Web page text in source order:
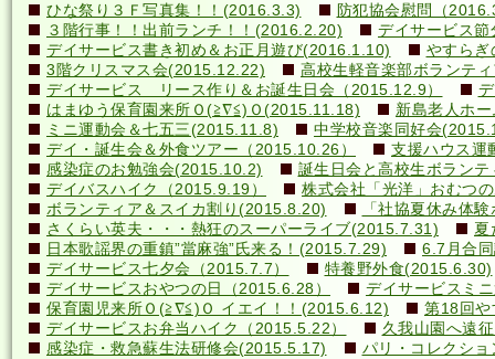
ひな祭り３Ｆ写真集！！(2016.3.3)
防犯協会慰問（
３階行事！！出前ランチ！！(2016.2.20)
デイサービス
デイサービス書き初め＆お正月遊び(2016.1.10)
やすら
3階クリスマス会(2015.12.22)
高校生軽音楽部ボランテ
デイサービス リース作り＆お誕生日会（2015.12.9）
はまゆう保育園来所Ｏ(≧∇≦)Ｏ(2015.11.18)
新島老人ホ
ミニ運動会＆七五三(2015.11.8)
中学校音楽同好会
デイ・誕生会＆外食ツアー（2015.10.26）
支援ハウス運
感染症のお勉強会(2015.10.2)
誕生日会と高校生ボラン
デイバスハイク（2015.9.19）
株式会社「光洋」おむつ
ボランティア＆スイカ割り(2015.8.20)
「社協夏休み体
さくらい英夫・・・熱狂のスーパーライブ(2015.7.31)
夏
日本歌謡界の重鎮”當麻強”氏来る！(2015.7.29)
6.7月合
デイサービス七夕会（2015.7.7）
特養野外食(2015.6.30)
デイサービスおやつの日（2015.6.28）
デイサービスミ
保育園児来所Ｏ(≧∇≦)Ｏ イエイ！！(2015.6.12)
第18回
デイサービスお弁当ハイク（2015.5.22）
久我山園へ遠
感染症・救急蘇生法研修会(2015.5.17)
パリ・コレクシ